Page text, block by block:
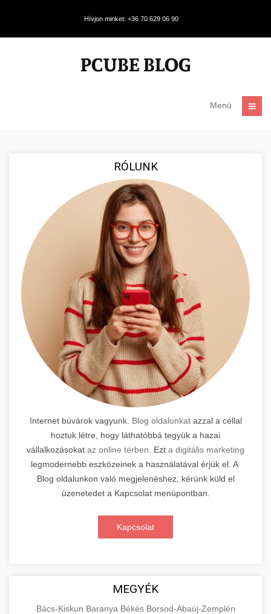
Hívjon minket: +36 70 629 06 90
Menü
RÓLUNK
Internet búvárok vagyunk. Blog oldalunkatazzal a céllal
hoztuk létre, hogy láthatóbbá tegyük a hazai
vállalkozásokat az online térben. Ezt a digitális marketing
legmodernebb eszközeinek a használatával érjük el. A
Blog oldalunkon való megjelenéshez, kérünk küld el
üzenetedet a Kapcsolat menüpontban.
Kapcsolat
MEGYÉK
Bács-Kiskun Baranya Békés Borsod-Abaúj-Zemplén